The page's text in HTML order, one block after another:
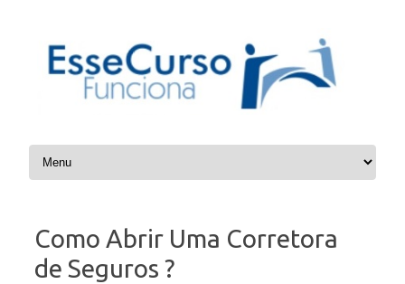
Skip to content
Como Abrir Uma Corretora
de Seguros ?